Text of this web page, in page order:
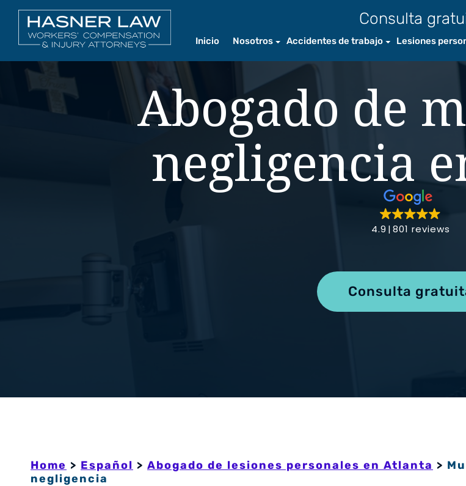
Consulta
Inicio Nosotros
Nuestros abogados
Nuestro personal
Centro de video
Accidentes de trabajo
Accidentes de trabajo
Preguntas Frecuentes
Lesiones por Aplastamiento
Lesiones por Amputación
Lesiones de Pierna
Lesiones de Mano
Lesiones de Hombro
Lesiones
Condado de
DeKalb
Abogado de
negligencia
4.9 801 reviews
Consulta
Home > Español > Abogado de lesiones personales en Atlanta >
negligencia